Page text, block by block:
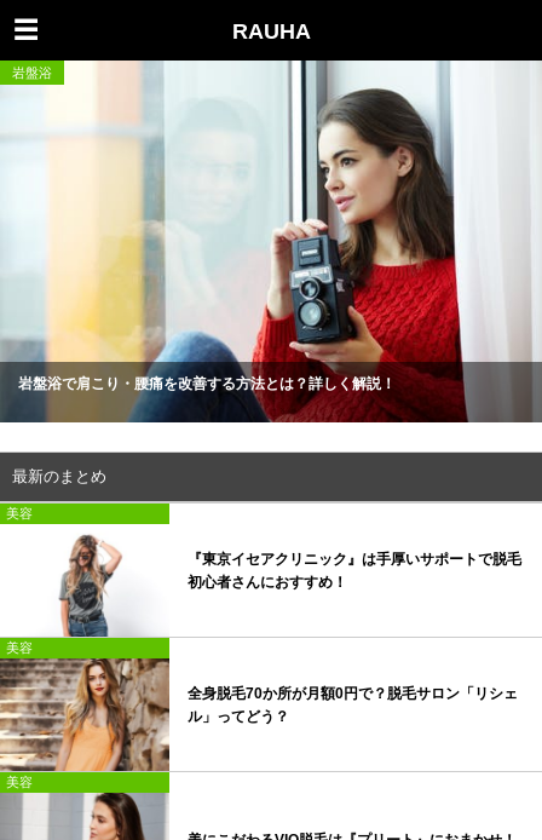
RAUHA
岩盤浴で肩こり・腰痛を改善する方法とは？詳しく解説！
岩盤浴
最新のまとめ
美容
『東京イセアクリニック』は手厚いサポートで脱毛
初心者さんにおすすめ！
美容
全身脱毛70か所が月額0円で？脱毛サロン「リシェ
ル」ってどう？
美容